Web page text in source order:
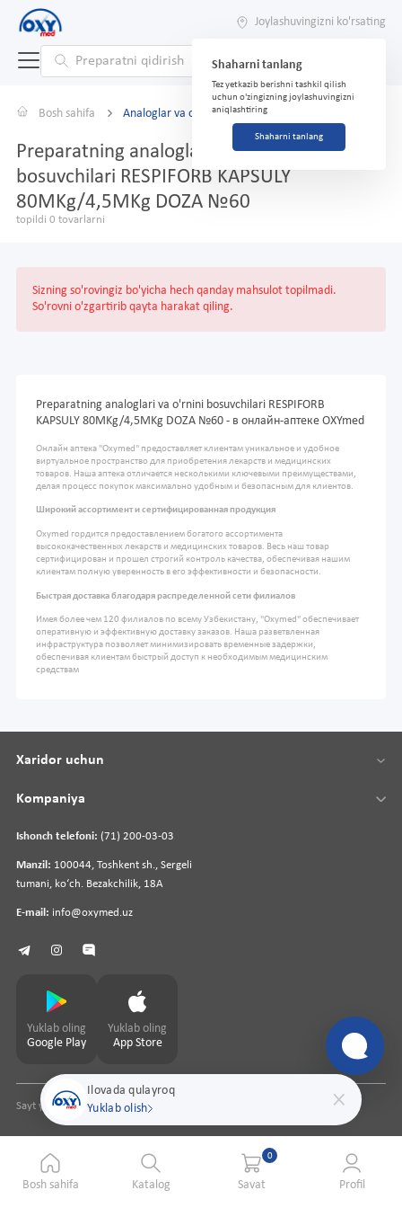
Joylashuvingizni ko'rsating
Shaharni tanlang
Tez yetkazib berishni tashkil qilish
uchun o'zingizning joylashuvingizni
aniqlashtiring
Shaharni tanlang
Bosh sahifa Analoglar va o'rnini bosuvchilar
Preparatning analoglari va o'rnini
bosuvchilari RESPIFORB KAPSULY
80MKg/4,5MKg DOZA №60
topildi 0 tovarlarni
Sizning so'rovingiz bo'yicha hech qanday mahsulot topilmadi.
So'rovni o'zgartirib qayta harakat qiling.
Preparatning analoglari va o'rnini bosuvchilari RESPIFORB
KAPSULY 80MKg/4,5MKg DOZA №60 - в онлайн-аптеке OXYmed
Онлайн аптека "Oxymed" предоставляет клиентам уникальное и удобное
виртуальное пространство для приобретения лекарств и медицинских
товаров. Наша аптека отличается несколькими ключевыми преимуществами,
делая процесс покупок максимально удобным и безопасным для клиентов.
Широкий ассортимент и сертифицированная продукция
Oxymed гордится предоставлением богатого ассортимента
высококачественных лекарств и медицинских товаров. Весь наш товар
сертифицирован и прошел строгий контроль качества, обеспечивая нашим
клиентам полную уверенность в его эффективности и безопасности.
Быстрая доставка благодаря распределенной сети филиалов
Имея более чем 120 филиалов по всему Узбекистану, "Oxymed" обеспечивает
оперативную и эффективную доставку заказов. Наша разветвленная
инфраструктура позволяет минимизировать временные задержки,
обеспечивая клиентам быстрый доступ к необходимым медицинским
средствам
Ilovada qulayroq
Yuklab olish
Ishonch telefoni: (71) 200-03-03
Manzil: 100044, Toshkent sh., Sergeli
tumani, koʻch. Bezakchilik, 18A
E-mail: info@oxymed.uz
Xaridor uchun
Kompaniya
Yuklab oling
Google Play
Yuklab oling
App Store
Sayt yaratuvchipharmit.uz
Bosh sahifa Katalog
0
Savat Profil